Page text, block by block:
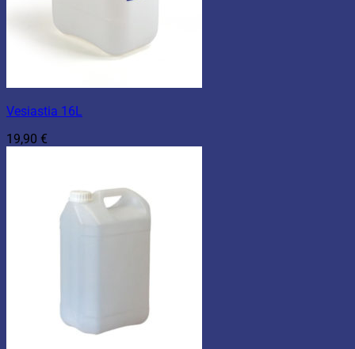
Vesiastia 16L
19,90 €